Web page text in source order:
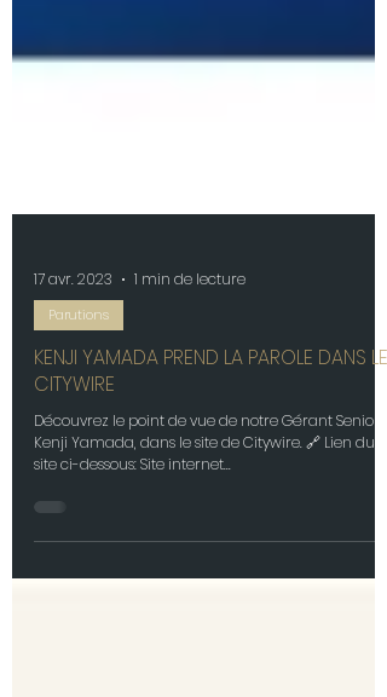
17 avr. 2023 1 min de lecture
KENJI YAMADA PREND LA PAROLE DANS LE
CITYWIRE
Découvrez le point de vue de notre Gérant Senior,
site ci-dessous: Site internet...